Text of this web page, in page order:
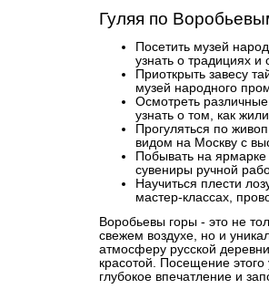
Гуляя по
Посетить музей
узнать о традициях и
Приоткрыть завесу
музей народного
Осмотреть
узнать о том, как
Прогуляться по
видом на Москву с
Побывать на
сувениры ручной
Научиться плести
мастер-классах,
Воробьевы горы - это не
свежем воздухе, но и
атмосферу русской
красотой. Посещение этого
глубокое впечатление и